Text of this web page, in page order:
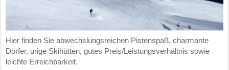
Hier finden Sie abwechslungsreichen Pistenspaß, charmante
Dörfer, urige Skihütten, gutes Preis/Leistungsverhältnis sowie
leichte Erreichbarkeit.